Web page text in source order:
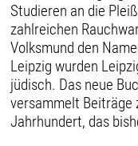
Studieren an die
zahlreichen
Volksmund den
Leipzig wurden
jüdisch. Das neue
versammelt Beiträge
Jahrhundert, das